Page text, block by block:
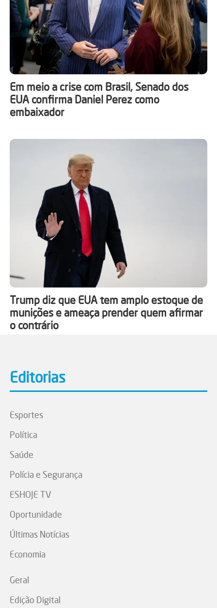
Em meio a crise com Brasil, Senado dos
EUA confirma Daniel Perez como
embaixador
Trump diz que EUA tem amplo estoque de
munições e ameaça prender quem afirmar
o contrário
Editorias
Esportes
Política
Saúde
Polícia e Segurança
ESHOJE TV
Oportunidade
Últimas Notícias
Economia
Geral
Edição Digital